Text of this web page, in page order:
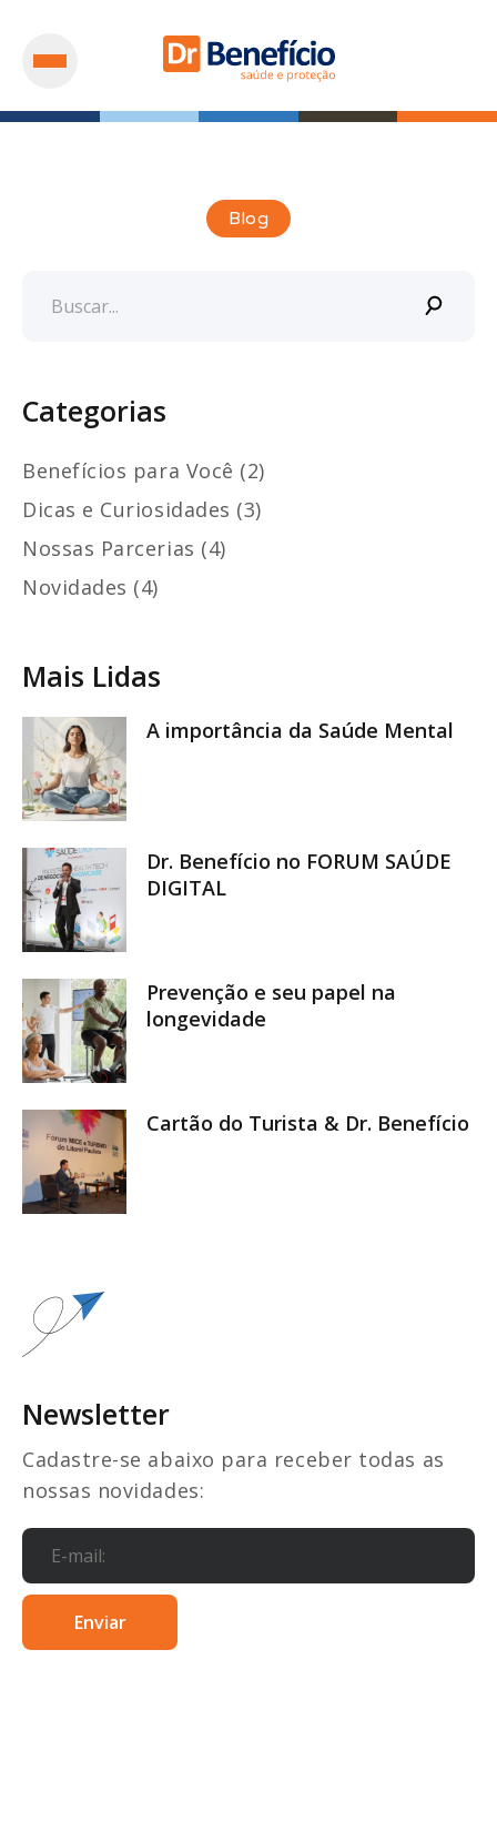
Blog
Categorias
Benefícios para Você (2)
Dicas e Curiosidades (3)
Nossas Parcerias (4)
Novidades (4)
Mais Lidas
A importância da Saúde Mental
Dr. Benefício no FORUM SAÚDE
DIGITAL
Prevenção e seu papel na
longevidade
Cartão do Turista & Dr. Benefício
Newsletter
Cadastre-se abaixo para receber todas as
nossas novidades: